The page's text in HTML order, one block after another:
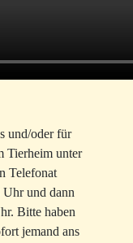
und/oder für
Tierheim unter
Telefonat
und dann
Bitte haben
jemand ans